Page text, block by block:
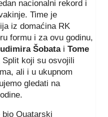
nacionalni rekord i
Time je
iz domaćina RK
formu i za ovu godinu,
Šobatai Tome
koji su osvojili
ali i u ukupnom
gledati na
Quatarski